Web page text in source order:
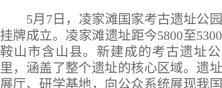
5月7日，凌家滩国家考古遗址公园
挂牌成立。凌家滩遗址距今5800至
鞍山市含山县。新建成的考古遗址
里，涵盖了整个遗址的核心区域。遗
展厅、研学基地，向公众系统展现我